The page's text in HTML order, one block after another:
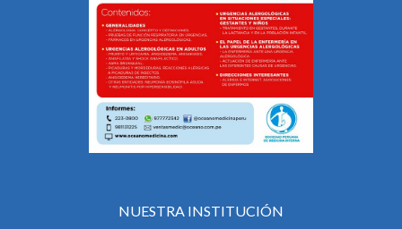
NUESTRA INSTITUCIÓN